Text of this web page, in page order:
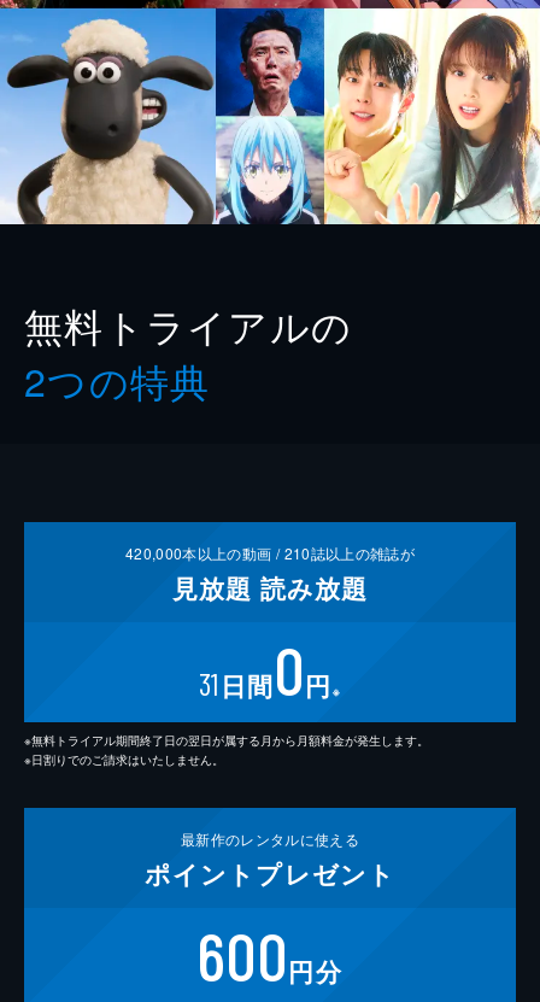
無料トライアルの
2つの特典
420,000本以上の動画 /210誌以上の雑誌が
見放題 読み放題
31 日間0円 ※
※無料トライアル期間終了日の翌日が属する月から月額料金が発生します。
※日割りでのご請求はいたしません。
最新作のレンタルに使える
ポイント プレゼント
600円分